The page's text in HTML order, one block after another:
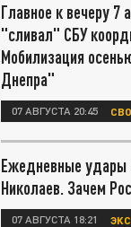
Главное к вечеру 7
"сливал" СБУ
Мобилизация
Днепра"
07 АВГУСТА 20:45 СВО
Ежедневные удары
Николаев. Зачем
07 АВГУСТА 18:21